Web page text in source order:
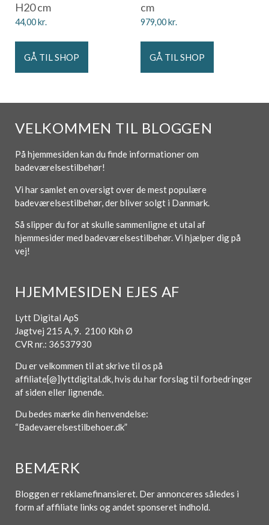
H20 cm
44,00kr.
GÅ TIL SHOP
cm
979,00kr.
GÅ TIL SHOP
VELKOMMEN TIL BLOGGEN
På hjemmesiden kan du finde informationer om
badeværelsestilbehør!
Vi har samlet en oversigt over de mest populære
badeværelsestilbehør, der bliver solgt i Danmark.
Så slipper du for at skulle sammenligne et utal af
hjemmesider med badeværelsestilbehør. Vi hjælper dig på
vej!
HJEMMESIDEN EJES AF
Lytt Digital ApS
Jagtvej 215 A, 9. 2100 Kbh Ø
CVR nr.: 36537930
Du er velkommen til at skrive til os på
affiliate[@]lyttdigital.dk, hvis du har forslag til forbedringer
af siden eller lignende.
Du bedes mærke din henvendelse:
“Badevaerelsestilbehoer.dk”
BEMÆRK
Bloggen er reklamefinansieret. Der annonceres således i
form af affiliate links og andet sponseret indhold.